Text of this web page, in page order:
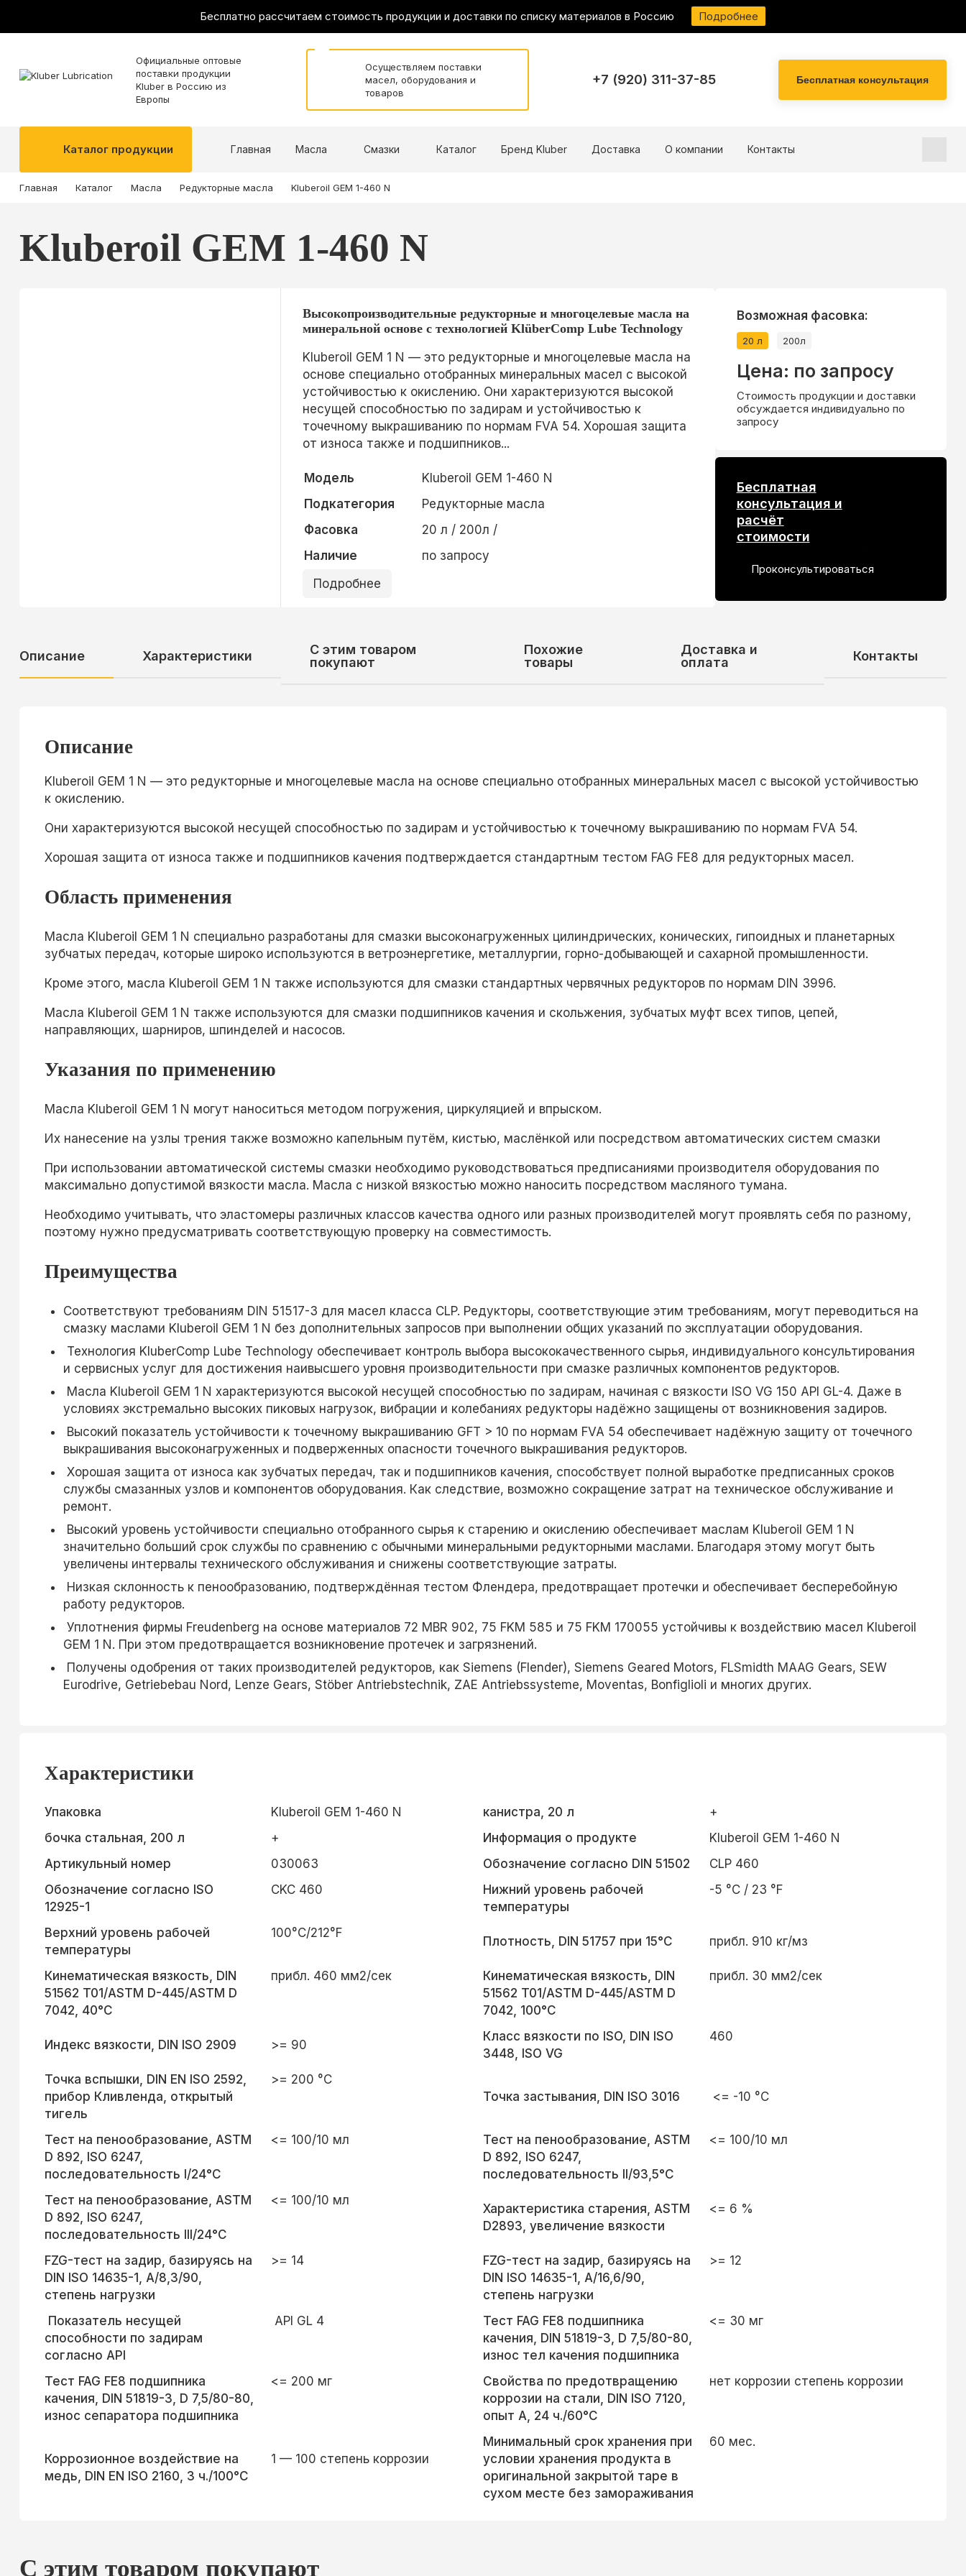
Бесплатно рассчитаем стоимость продукции и доставки по списку материалов в Россию Подробнее
Официальные оптовые
поставки продукции
Kluber в Россию из
Европы
Осуществляем поставки
масел, оборудования и
товаров
+7 (920) 311-37-85
Каталог продукции Главная Масла Смазки Каталог Бренд Kluber Доставка О компании Контакты
Главная Каталог Масла Редукторные масла Kluberoil GEM 1-460 N
Kluberoil GEM 1-460 N
Высокопроизводительные редукторные и многоцелевые масла на
минеральной основе с технологией KlüberComp Lube Technology
Kluberoil GEM 1 N — это редукторные и многоцелевые масла на
основе специально отобранных минеральных масел с высокой
устойчивостью к окислению. Они характеризуются высокой
несущей способностью по задирам и устойчивостью к
точечному выкрашиванию по нормам FVA 54. Хорошая защита
от износа также и подшипников...
Модель
Kluberoil GEM 1-460 N
Подкатегория
Редукторные масла
Фасовка
20 л / 200л /
Наличие
по запросу
Подробнее
Возможная фасовка:
20 л 200л
Цена: по запросу
Стоимость продукции и доставки
обсуждается индивидуально по
запросу
Бесплатная
консультация и
расчёт
стоимости
Проконсультироваться
Описание Характеристики
С этим товаром
покупают
Похожие
товары
Доставка и
оплата
Контакты
Описание
Kluberoil GEM 1 N — это редукторные и многоцелевые масла на основе специально отобранных минеральных масел с высокой устойчивостью
к окислению.
Они характеризуются высокой несущей способностью по задирам и устойчивостью к точечному выкрашиванию по нормам FVA 54.
Хорошая защита от износа также и подшипников качения подтверждается стандартным тестом FAG FE8 для редукторных масел.
Область применения
Масла Kluberoil GEM 1 N специально разработаны для смазки высоконагруженных цилиндрических, конических, гипоидных и планетарных
зубчатых передач, которые широко используются в ветроэнергетике, металлургии, горно-добывающей и сахарной промышленности.
Кроме этого, масла Kluberoil GEM 1 N также используются для смазки стандартных червячных редукторов по нормам DIN 3996.
Масла Kluberoil GEM 1 N также используются для смазки подшипников качения и скольжения, зубчатых муфт всех типов, цепей,
направляющих, шарниров, шпинделей и насосов.
Указания по применению
Масла Kluberoil GEM 1 N могут наноситься методом погружения, циркуляцией и впрыском.
Их нанесение на узлы трения также возможно капельным путём, кистью, маслёнкой или посредством автоматических систем смазки
При использовании автоматической системы смазки необходимо руководствоваться предписаниями производителя оборудования по
максимально допустимой вязкости масла. Масла с низкой вязкостью можно наносить посредством масляного тумана.
Необходимо учитывать, что эластомеры различных классов качества одного или разных производителей могут проявлять себя по разному,
поэтому нужно предусматривать соответствующую проверку на совместимость.
Преимущества
Соответствуют требованиям DIN 51517-3 для масел класса CLP. Редукторы, соответствующие этим требованиям, могут переводиться на
смазку маслами Kluberoil GEM 1 N без дополнительных запросов при выполнении общих указаний по эксплуатации оборудования.
Технология KluberComp Lube Technology обеспечивает контроль выбора высококачественного сырья, индивидуального консультирования
и сервисных услуг для достижения наивысшего уровня производительности при смазке различных компонентов редукторов.
Масла Kluberoil GEM 1 N характеризуются высокой несущей способностью по задирам, начиная с вязкости ISO VG 150 API GL-4. Даже в
условиях экстремально высоких пиковых нагрузок, вибрации и колебаниях редукторы надёжно защищены от возникновения задиров.
Высокий показатель устойчивости к точечному выкрашиванию GFT > 10 по нормам FVA 54 обеспечивает надёжную защиту от точечного
выкрашивания высоконагруженных и подверженных опасности точечного выкрашивания редукторов.
Хорошая защита от износа как зубчатых передач, так и подшипников качения, способствует полной выработке предписанных сроков
службы смазанных узлов и компонентов оборудования. Как следствие, возможно сокращение затрат на техническое обслуживание и
ремонт.
Высокий уровень устойчивости специально отобранного сырья к старению и окислению обеспечивает маслам Kluberoil GEM 1 N
значительно больший срок службы по сравнению с обычными минеральными редукторными маслами. Благодаря этому могут быть
увеличены интервалы технического обслуживания и снижены соответствующие затраты.
Низкая склонность к пенообразованию, подтверждённая тестом Флендера, предотвращает протечки и обеспечивает бесперебойную
работу редукторов.
Уплотнения фирмы Freudenberg на основе материалов 72 MBR 902, 75 FKM 585 и 75 FKM 170055 устойчивы к воздействию масел Kluberoil
GEM 1 N. При этом предотвращается возникновение протечек и загрязнений.
Получены одобрения от таких производителей редукторов, как Siemens (Flender), Siemens Geared Motors, FLSmidth MAAG Gears, SEW
Eurodrive, Getriebebau Nord, Lenze Gears, Stöber Antriebstechnik, ZAE Antriebssysteme, Moventas, Bonfiglioli и многих других.
Характеристики
Упаковка Kluberoil GEM 1-460 N канистра, 20 л
+
бочка стальная, 200 л
+ Информация о продукте
Kluberoil GEM 1-460 N
Артикульный номер
030063 Обозначение согласно DIN 51502
CLP 460
Обозначение согласно ISO
12925-1
CKC 460
Нижний уровень рабочей
температуры
-5 °C / 23 °F
Верхний уровень рабочей
температуры
100°C/212°F
Плотность, DIN 51757 при 15°C прибл. 910 кг/мз
Кинематическая вязкость, DIN
51562 T01/ASTM D-445/ASTM D
7042, 40°C
прибл. 460 мм2/сек
Кинематическая вязкость, DIN
51562 T01/ASTM D-445/ASTM D
7042, 100°C
прибл. 30 мм2/сек
Индекс вязкости, DIN ISO 2909 >= 90
Класс вязкости по ISO, DIN ISO
3448, ISO VG
460
Точка вспышки, DIN EN ISO 2592,
прибор Кливленда, открытый
тигель
>= 200 °C
Точка застывания, DIN ISO 3016
<= -10 °C
Тест на пенообразование, ASTM
D 892, ISO 6247,
последовательность I/24°C
<= 100/10 мл
Тест на пенообразование, ASTM
D 892, ISO 6247,
последовательность II/93,5°C
<= 100/10 мл
Тест на пенообразование, ASTM
D 892, ISO 6247,
последовательность III/24°C
<= 100/10 мл
Характеристика старения, ASTM
D2893, увеличение вязкости
<= 6 %
FZG-тест на задир, базируясь на
DIN ISO 14635-1, A/8,3/90,
степень нагрузки
>= 14
FZG-тест на задир, базируясь на
DIN ISO 14635-1, A/16,6/90,
степень нагрузки
>= 12
Показатель несущей
способности по задирам
согласно API
API GL 4
Тест FAG FE8 подшипника
качения, DIN 51819-3, D 7,5/80-80,
износ тел качения подшипника
<= 30 мг
Тест FAG FE8 подшипника
качения, DIN 51819-3, D 7,5/80-80,
износ сепаратора подшипника
<= 200 мг
Свойства по предотвращению
коррозии на стали, DIN ISO 7120,
опыт A, 24 ч./60°С
нет коррозии степень коррозии
Коррозионное воздействие на
медь, DIN EN ISO 2160, 3 ч./100°С
1 — 100 степень коррозии
Минимальный срок хранения при
условии хранения продукта в
оригинальной закрытой таре в
сухом месте без замораживания
60 мес.
С этим товаром покупают